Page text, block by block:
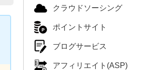
クラウドソーシング
ポイントサイト
ブログサービス
アフィリエイト(ASP)